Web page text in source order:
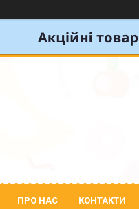
ПРО НАС КОНТАКТИ